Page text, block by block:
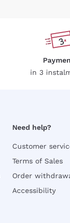
in 3
Need help?
Customer
Terms of Sales
Order
Accessibility